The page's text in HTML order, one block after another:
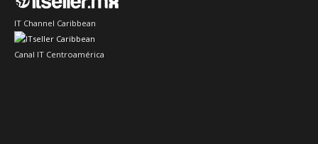
IT Channel Caribbean
Canal IT Centroamérica